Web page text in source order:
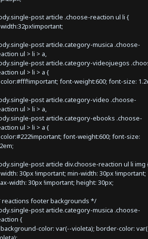
post article .choose-reaction ul li {
post article.category-musica .choose-
ul > li > a,
post article.category-videojuegos
ul > li > a {
font-weight:600; font-size:
post article.category-video .choose-
ul > li > a,
post article.category-ebooks .choose-
ul > li > a {
font-weight:600; font-size:
post article div.choose-reaction ul li img
30px !important; min-width: 30px !important;
width: 30px !important; height: 30px;
footer backgrounds */
post article.category-musica .choose-
{
color: var(--violeta); border-color: